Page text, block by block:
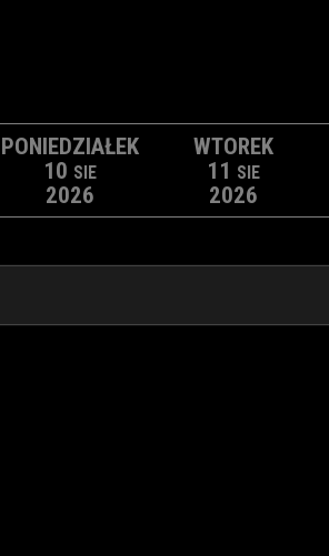
PONIEDZIAŁEK
10 SIE
2026
WTOREK
11 SIE
2026